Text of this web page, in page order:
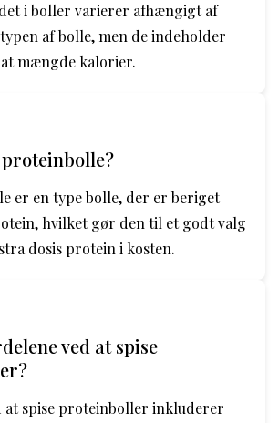
i boller varierer afhængigt af
af bolle, men de indeholder
mængde kalorier.
er en type bolle, der er beriget
hvilket gør den til et godt valg
dosis protein i kosten.
ved at spise
at spise proteinboller inkluderer